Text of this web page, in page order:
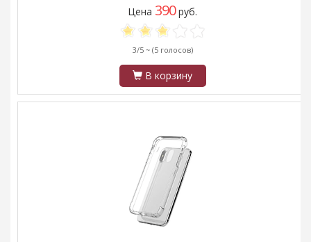
Цена 390руб.
3/5 ~ (5 голосов)
В корзину